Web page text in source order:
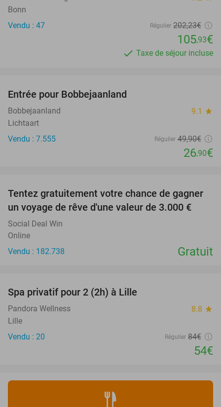
Bonn
Vendu : 47
Régulier 202,23€
105,93€
Taxe de séjour incluse
Entrée pour Bobbejaanland
Bobbejaanland 9.1 star
Lichtaart
Vendu : 7.555
Régulier 49,90€
26,90€
Tentez gratuitement votre chance de gagner
un voyage de rêve d'une valeur de 3.000 €
Social Deal Win
Online
Vendu : 182.738
Gratuit
Spa privatif pour 2 (2h) à Lille
Pandora Wellness 8.8 star
Lille
Vendu : 20
Régulier 84€
54€